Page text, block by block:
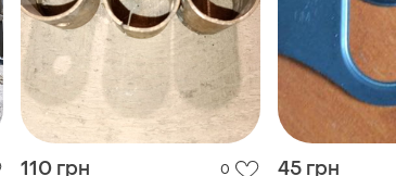
110 грн 0 45 грн